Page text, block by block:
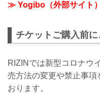
≫ Yogibo（外部サイト）
チケットご購入前
RIZINでは新型コロナウ
売方法の変更や禁止事項
おります。